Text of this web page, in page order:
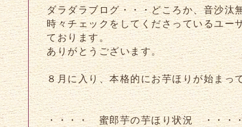
ダラダラブログ・・・どころか、音沙汰
時々チェックをしてくださっているユー
ております。
ありがとうございます。
８月に入り、本格的にお芋ほりが始まっ
・・・・ 蜜郎芋の芋ほり状況 ・・・